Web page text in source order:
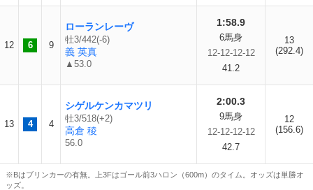
12 6 9
ローランレーヴ
牡3/442(-6)
義 英真
▲53.0
1:58.9
6馬身
12-12-12-12
41.2
13
(292.4)
13 4 4
シゲルケンカマツリ
牡3/518(+2)
高倉 稜
56.0
2:00.3
9馬身
12-12-12-12
42.7
12
(156.6)
※Bはブリンカーの有無。上3Fはゴール前3ハロン（600m）のタイム。オッズは単勝オ
ッズ。